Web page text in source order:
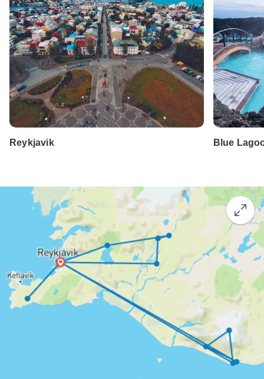
Reykjavik Blue